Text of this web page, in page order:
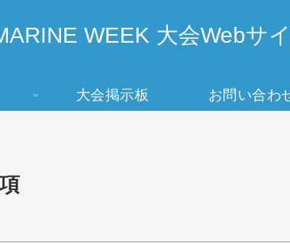
WEEK 大会Webサ
大会掲示板 お問い合わ